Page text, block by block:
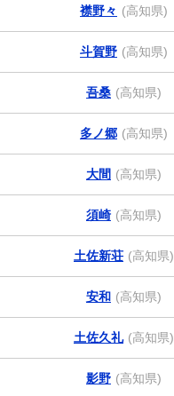
襟野々 (高知県)
斗賀野 (高知県)
吾桑 (高知県)
多ノ郷 (高知県)
大間 (高知県)
須崎 (高知県)
土佐新荘 (高知県)
安和 (高知県)
土佐久礼 (高知県)
影野 (高知県)